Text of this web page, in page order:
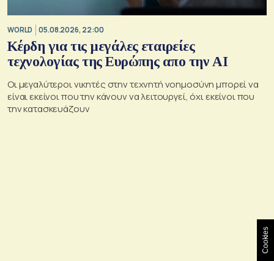
WORLD 05.08.2026, 22:00
Κέρδη για τις μεγάλες εταιρείες
τεχνολογίας της Ευρώπης απο την AI
Οι μεγαλύτεροι νικητές στην τεχνητή νοημοσύνη μπορεί να
είναι εκείνοι που την κάνουν να λειτουργεί, όχι εκείνοι που
την κατασκευάζουν
Cookies